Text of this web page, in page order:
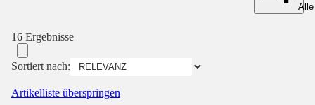
16 Ergebnisse
Sortiert nach:
Artikelliste überspringen